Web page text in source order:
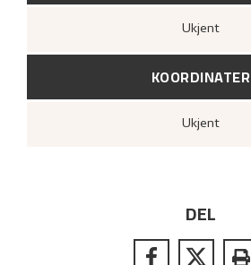
Ukjent
KOORDINATER
Ukjent
DEL